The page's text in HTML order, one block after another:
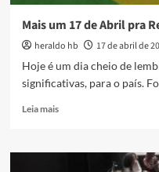
Mais um 17 de Abril pra
heraldo hb 17 de abril de
Hoje é um dia cheio de
significativas, para o país.
Leia maisRead
Mais